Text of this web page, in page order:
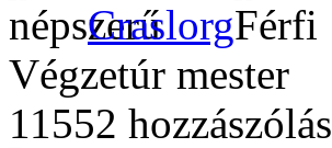
Craslorg
Végzetúr mester
11552 hozzászólás